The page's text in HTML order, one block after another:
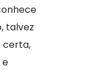
talvez
certa,
e